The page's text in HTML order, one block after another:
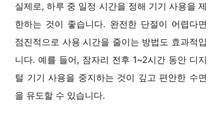
실제로, 하루 중 일정 시간을 정해 기기 사용을 제
한하는 것이 좋습니다. 완전한 단절이 어렵다면
점진적으로 사용 시간을 줄이는 방법도 효과적입
니다. 예를 들어, 잠자리 전후 1~2시간 동안 디지
털 기기 사용을 중지하는 것이 깊고 편안한 수면
을 유도할 수 있습니다.